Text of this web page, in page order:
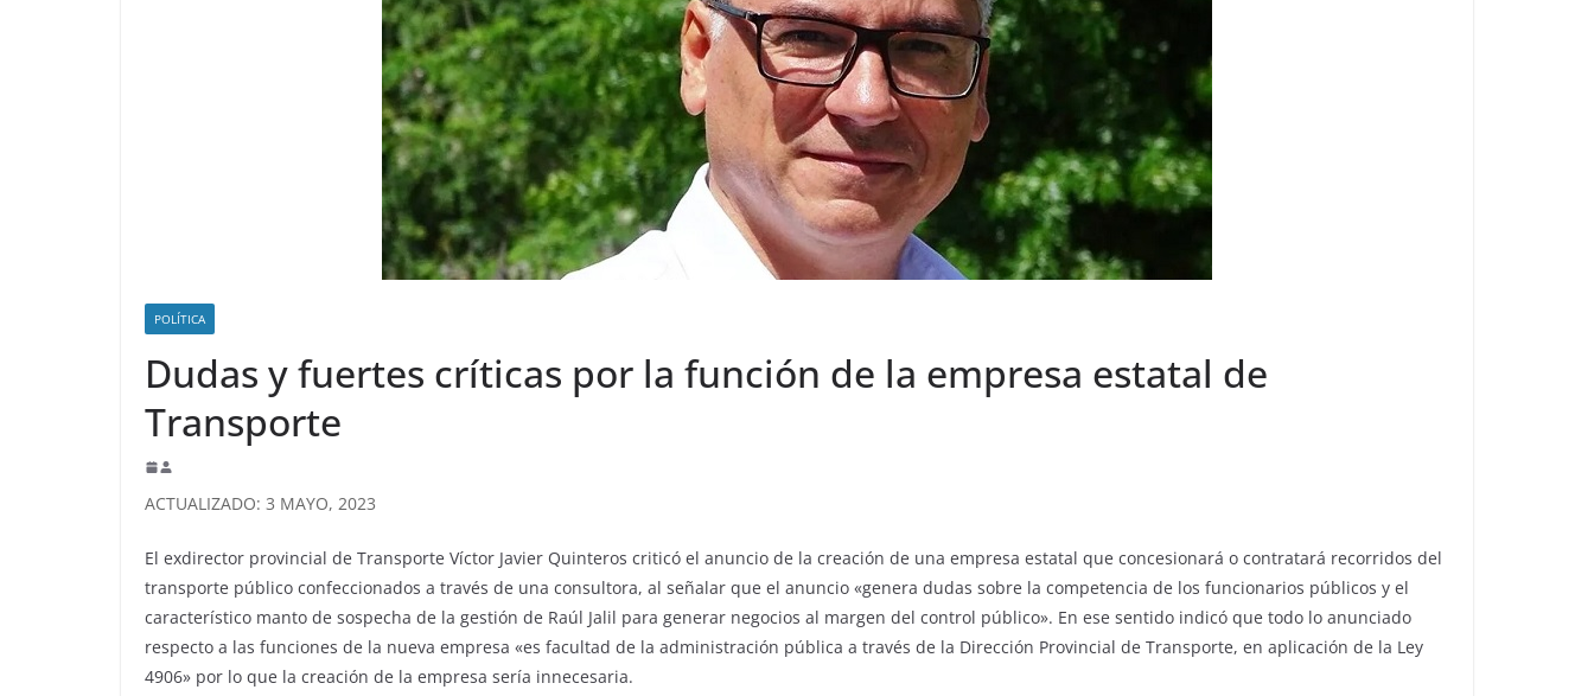
POLÍTICA
Dudas y fuertes críticas por la función de la empresa estatal de
Transporte
ACTUALIZADO: 3 MAYO, 2023
El exdirector provincial de Transporte Víctor Javier Quinteros criticó el anuncio de la creación de una empresa estatal que concesionará o contratará recorridos del
transporte público confeccionados a través de una consultora, al señalar que el anuncio «genera dudas sobre la competencia de los funcionarios públicos y el
característico manto de sospecha de la gestión de Raúl Jalil para generar negocios al margen del control público». En ese sentido indicó que todo lo anunciado
respecto a las funciones de la nueva empresa «es facultad de la administración pública a través de la Dirección Provincial de Transporte, en aplicación de la Ley
4906» por lo que la creación de la empresa sería innecesaria.